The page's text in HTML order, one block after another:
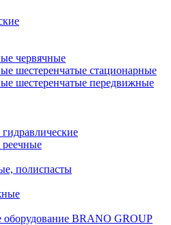
червячные
шестеренчатые стационарные
шестеренчатые передвижные
полиспасты
оборудование BRANO GROUP